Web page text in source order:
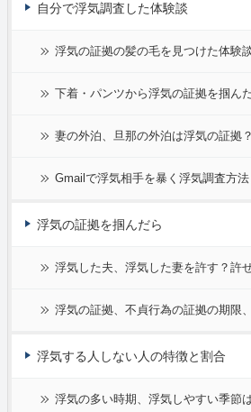
自分で浮気調査した体験談
浮気の証拠の髪の毛を見つけた体験
下着・パンツから浮気の証拠を掴ん
妻の外泊、旦那の外泊は浮気の証拠？
Gmailで浮気相手を暴く浮気調査方法
浮気の証拠を掴んだら
浮気した夫、浮気した妻を許す？許
浮気の証拠、不貞行為の証拠の期限
浮気する人しない人の特徴と割合
浮気の多い時期、浮気しやすい季節